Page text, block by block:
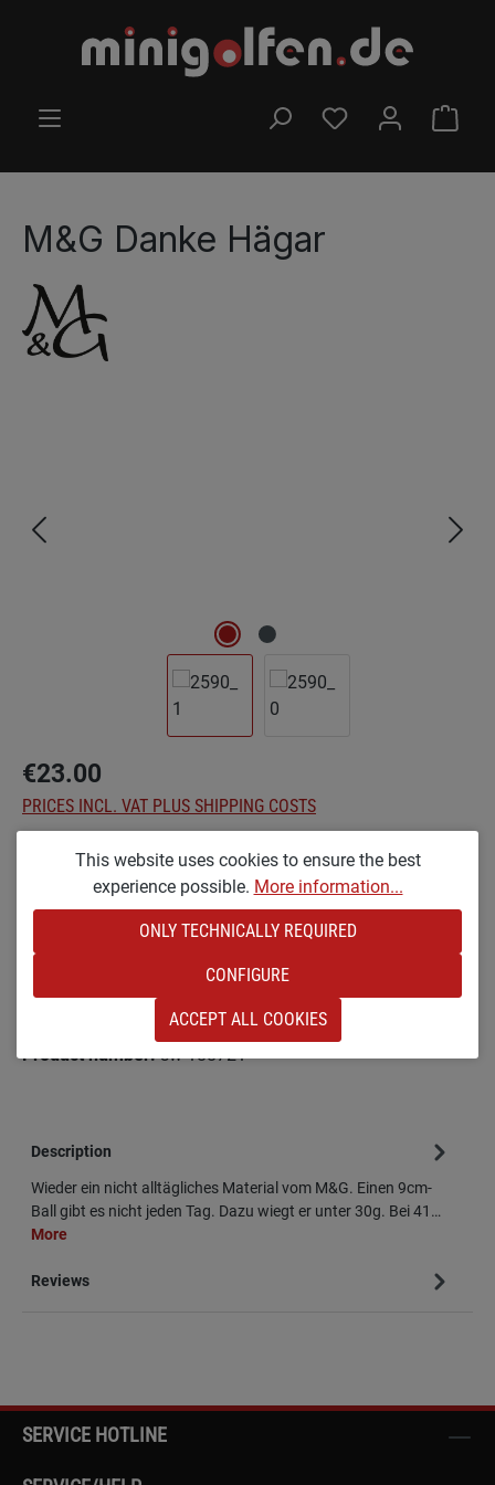
Skip to main content
YOU HAVE 0
M&G Danke Hägar
€23.00
PRICES INCL. VAT PLUS SHIPPING COSTS
Options
KR [SMALL &AMP; RAW]
Product Quantity: Enter the desired
ADD TO SHOPPING CART
Product number:sw-188721
Description
Wieder ein nicht alltägliches Material vom M&G. Einen 9cm-
Ball gibt es nicht jeden Tag. Dazu wiegt er unter 30g. Bei 41…
More
Reviews
SERVICE HOTLINE
This website uses cookies to ensure the best
experience possible. More information...
ONLY TECHNICALLY REQUIRED
CONFIGURE
ACCEPT ALL COOKIES